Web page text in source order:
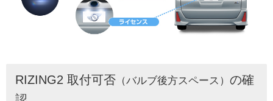
RIZING2 取付可否 （バルブ後方スペース） の確